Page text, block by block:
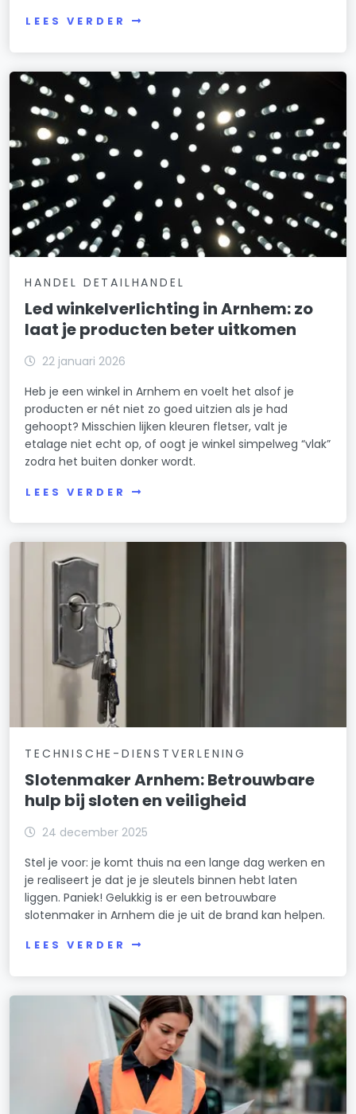
LEES VERDER
HANDEL DETAILHANDEL
Led winkelverlichting in Arnhem: zo
laat je producten beter uitkomen
22 januari 2026
Heb je een winkel in Arnhem en voelt het alsof je
producten er nét niet zo goed uitzien als je had
gehoopt? Misschien lijken kleuren fletser, valt je
etalage niet echt op, of oogt je winkel simpelweg “vlak”
zodra het buiten donker wordt.
LEES VERDER
TECHNISCHE-DIENSTVERLENING
Slotenmaker Arnhem: Betrouwbare
hulp bij sloten en veiligheid
24 december 2025
Stel je voor: je komt thuis na een lange dag werken en
je realiseert je dat je je sleutels binnen hebt laten
liggen. Paniek! Gelukkig is er een betrouwbare
slotenmaker in Arnhem die je uit de brand kan helpen.
LEES VERDER